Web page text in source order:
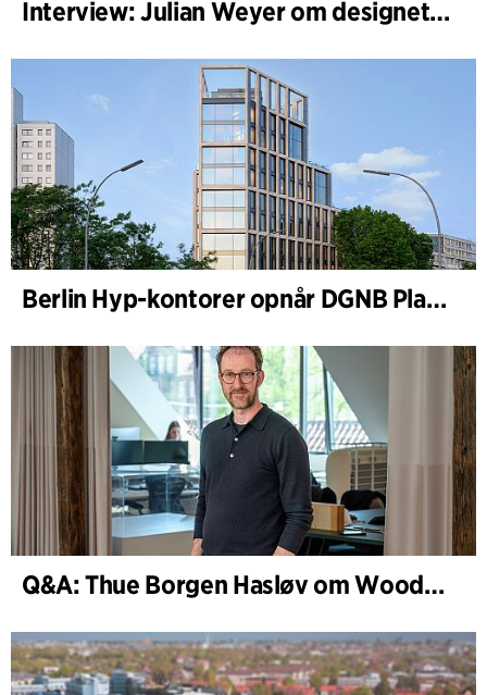
Interview: Julian Weyer om designet af B-One
Berlin Hyp-kontorer opnår DGNB Platin og Diamant for klimavenlig arkitektur i høj kvalitet
Q&A: Thue Borgen Hasløv om WoodHub